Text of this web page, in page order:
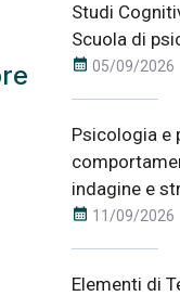
Studi
Scuola di
calendar_month 05/09/2026
Psicologia e
indagine e
calendar_month 11/09/2026
Elementi di